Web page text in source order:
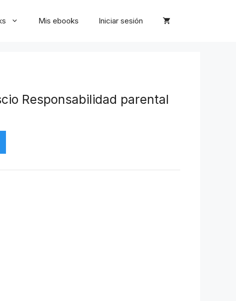
Mis ebooks Iniciar sesión
Responsabilidad parental